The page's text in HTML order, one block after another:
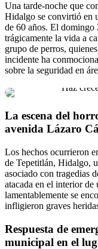
Una tarde-noche que
Hidalgo se convirtió en
de 60 años. El domingo
trágicamente la vida a
grupo de perros,
incidente ha
sobre la seguridad en
La escena del
avenida Lázaro
Los hechos ocurrieron
de Tepetitlán, Hidalgo,
asociado con tragedias
atacada en el interior
lamentablemente se
infligieron graves
Respuesta de
municipal en el